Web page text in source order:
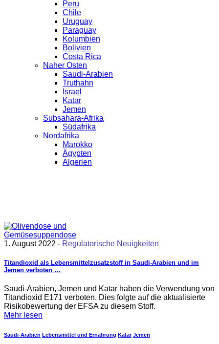
Peru
Chile
Uruguay
Paraguay
Kolumbien
Bolivien
Costa Rica
Naher Osten
Saudi-Arabien
Truthahn
Israel
Katar
Jemen
Subsahara-Afrika
Südafrika
Nordafrika
Marokko
Ägypten
Algerien
1. August 2022 - Regulatorische Neuigkeiten
Titandioxid als Lebensmittelzusatzstoff in Saudi-Arabien und im
Jemen verboten …
Saudi-Arabien, Jemen und Katar haben die Verwendung von
Titandioxid E171 verboten. Dies folgte auf die aktualisierte
Risikobewertung der EFSA zu diesem Stoff.
Mehr lesen
Saudi-Arabien Lebensmittel und Ernährung Katar Jemen